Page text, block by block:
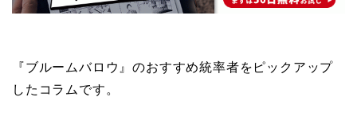
『ブルームバロウ』のおすすめ統率者をピックアップ
したコラムです。